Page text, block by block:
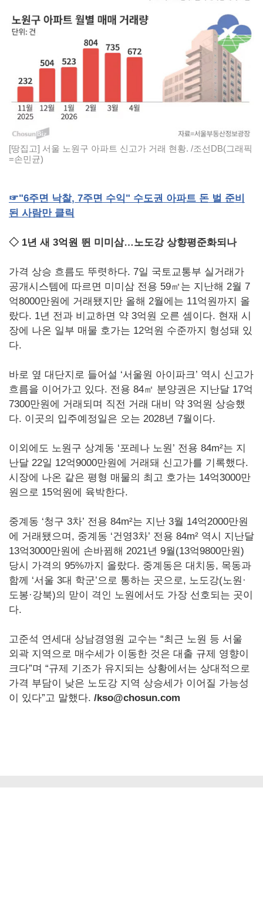
[땅집고] 서울 노원구 아파트 신고가 거래 현황. /조선DB(그래픽
=손민균)
☞"6주면 낙찰, 7주면 수익" 수도권 아파트 돈 벌 준비
된 사람만 클릭
◇ 1년 새 3억원 뛴 미미삼…노도강 상향평준화되나
가격 상승 흐름도 뚜렷하다. 7일 국토교통부 실거래가
공개시스템에 따르면 미미삼 전용 59㎡는 지난해 2월 7
억8000만원에 거래됐지만 올해 2월에는 11억원까지 올
랐다. 1년 전과 비교하면 약 3억원 오른 셈이다. 현재 시
장에 나온 일부 매물 호가는 12억원 수준까지 형성돼 있
다.
바로 옆 대단지로 들어설 ‘서울원 아이파크’ 역시 신고가
흐름을 이어가고 있다. 전용 84㎡ 분양권은 지난달 17억
7300만원에 거래되며 직전 거래 대비 약 3억원 상승했
다. 이곳의 입주예정일은 오는 2028년 7월이다.
이외에도 노원구 상계동 ‘포레나 노원’ 전용 84m²는 지
난달 22일 12억9000만원에 거래돼 신고가를 기록했다.
시장에 나온 같은 평형 매물의 최고 호가는 14억3000만
원으로 15억원에 육박한다.
중계동 ‘청구 3차’ 전용 84m²는 지난 3월 14억2000만원
에 거래됐으며, 중계동 ‘건영3차’ 전용 84m² 역시 지난달
13억3000만원에 손바뀜해 2021년 9월(13억9800만원)
당시 가격의 95%까지 올랐다. 중계동은 대치동, 목동과
함께 ‘서울 3대 학군’으로 통하는 곳으로, 노도강(노원·
도봉·강북)의 맏이 격인 노원에서도 가장 선호되는 곳이
다.
고준석 연세대 상남경영원 교수는 “최근 노원 등 서울
외곽 지역으로 매수세가 이동한 것은 대출 규제 영향이
크다”며 “규제 기조가 유지되는 상황에서는 상대적으로
가격 부담이 낮은 노도강 지역 상승세가 이어질 가능성
이 있다”고 말했다. /kso@chosun.com